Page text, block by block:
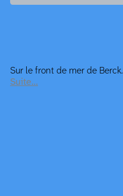
Sur le front de mer de Berck.
Suite…